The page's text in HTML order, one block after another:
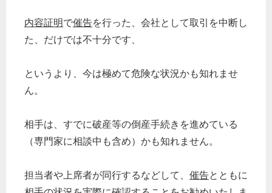
内容証明で催告を行った、会社として取引を中断し
た、だけでは不十分です、
というより、今は極めて危険な状況かも知れませ
ん。
相手は、すでに破産等の倒産手続きを進めている
（専門家に相談中も含め）かも知れません。
担当者や上席者が同行するなどして、 催告とともに
経営の知恵
秘書のノウハウ